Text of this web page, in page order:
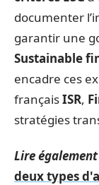
documenter
garantir une
Sustainable
encadre ces
françaisISR,
stratégies
Lire
deux types